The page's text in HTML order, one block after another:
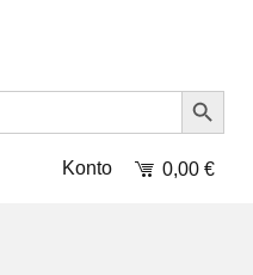
Search Button
Konto 0,00 €